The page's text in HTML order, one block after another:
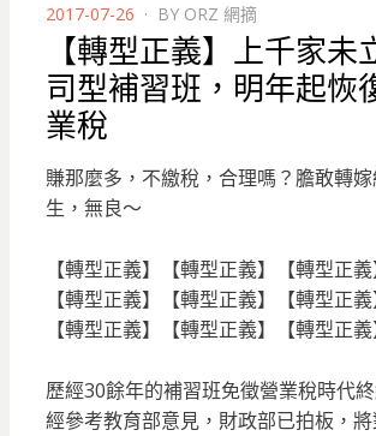
POSTED
ON
2017-07-26 BY ORZ 網摘
【轉型正義】上千家未
司型補習班，明年起恢
業稅
賺那麼多，不繳稅，合理嗎？膽敢轉
生，無良～
【轉型正義】【轉型正義】【轉型正義
【轉型正義】【轉型正義】【轉型正義
【轉型正義】【轉型正義】【轉型正義
歷經30餘年的補習班免徵營業稅時代
經參考教育部意見，財政部已拍板，